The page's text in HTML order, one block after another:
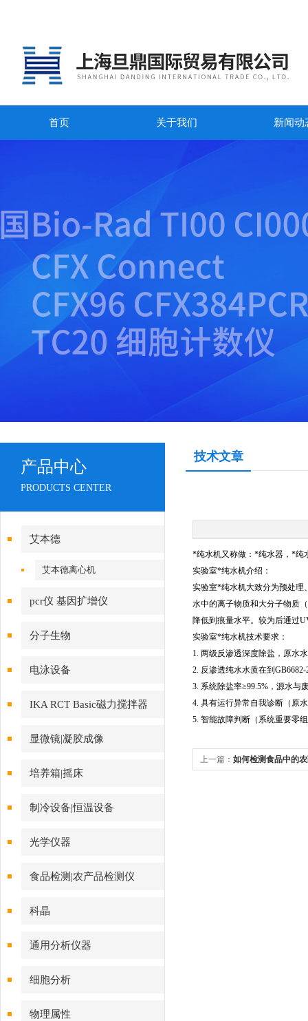
首页 关于我们 新闻动
产品中心
PRODUCTS CENTER
艾本德
艾本德离心机
pcr仪 基因扩增仪
分子生物
电泳设备
IKA RCT Basic磁力搅拌器
显微镜|凝胶成像
培养箱|摇床
制冷设备|恒温设备
光学仪器
食品检测|农产品检测仪
科晶
通用分析仪器
细胞分析
物理属性
技术文章
*纯水机又称做：*纯水器，*纯
实验室*纯水机介绍：
实验室*纯水机大致分为预处理
水中的离子物质和大分子物质
降低到痕量水平。较为后通过
实验室*纯水机技术要求：
1. 两级反渗透深度除盐，原水
2. 反渗透纯水水质在到
3. 系统除盐率≥99.5%，源水与
4. 具有运行异常自我诊断（原
5. 智能故障判断（系统重要零
上一篇： 如何检测食品中的